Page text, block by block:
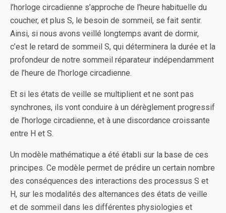
l’horloge circadienne s’approche de l’heure habituelle du
coucher, et plus S, le besoin de sommeil, se fait sentir.
Ainsi, si nous avons veillé longtemps avant de dormir,
c’est le retard de sommeil S, qui déterminera la durée et la
profondeur de notre sommeil réparateur indépendamment
de l’heure de l’horloge circadienne.
Et si les états de veille se multiplient et ne sont pas
synchrones, ils vont conduire à un dérèglement progressif
de l’horloge circadienne, et à une discordance croissante
entre H et S.
Un modèle mathématique a été établi sur la base de ces
principes. Ce modèle permet de prédire un certain nombre
des conséquences des interactions des processus S et
H, sur les modalités des alternances des états de veille
et de sommeil dans les différentes physiologies et